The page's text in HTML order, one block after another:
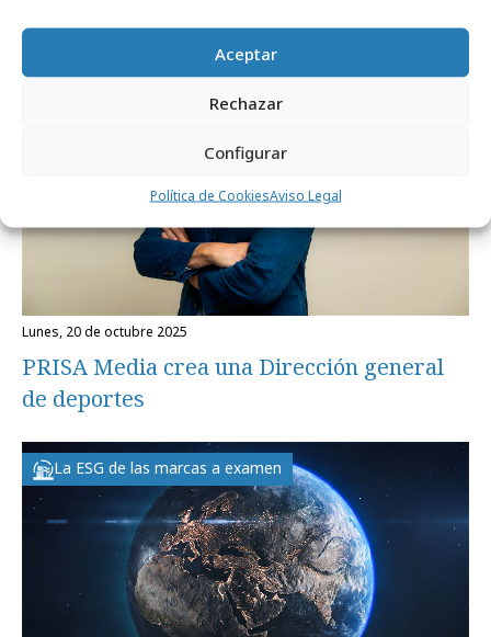
Aceptar
Rechazar
Configurar
Política de CookiesAviso Legal
lunes, 20 de octubre 2025
PRISA Media crea una Dirección general
de deportes
La ESG de las marcas a examen